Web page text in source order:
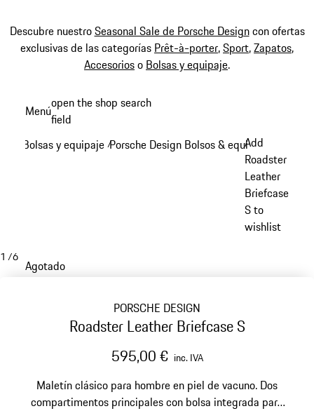
Descubre nuestroSeasonal Sale de Porsche Designcon ofertas
exclusivas de las categorías Prêt-à-porter,Sport,Zapatos,
Accesorioso Bolsas y equipaje.
principal
Menúopen the shop search
field
Bolsas y equipaje /Porsche Design Bolsos & equipaje
Add
Roadster
Leather
Briefcase
S to
wishlist
1 /6
Agotado
PORSCHE DESIGN
Roadster Leather Briefcase S
595,00 € inc. IVA
Maletín clásico para hombre en piel de vacuno. Dos
compartimentos principales con bolsa integrada para